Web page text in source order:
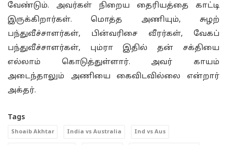
வேண்டும். அவர்கள் நிறைய தைரியத்தை காட்டி
இருக்கிறார்கள். மொத்த அணியும், சுழற்
பந்துவீச்சாளர்கள், பின்வரிசை வீரர்கள், வேகப்
பந்துவீச்சாளர்கள், பும்ரா இதில் தன் சக்தியை
எல்லாம் கொடுத்துள்ளார். அவர் காயம்
அடைந்தாலும் அணியை கைவிடவில்லை என்றார்
அக்தர்.
Tags
Shoaib Akhtar India vs Australia Ind vs Aus